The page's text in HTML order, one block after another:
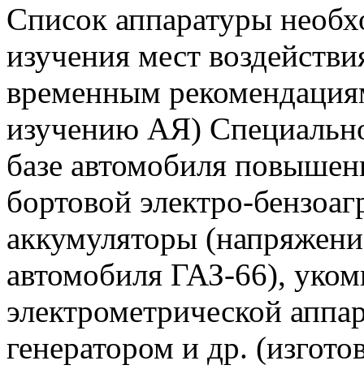
Список аппаратуры
изучения мест
временным
изучению АЯ)
базе автомобиля
бортовой электро-
аккумуляторы
автомобиля ГАЗ-66),
электрометрической
генератором и др.